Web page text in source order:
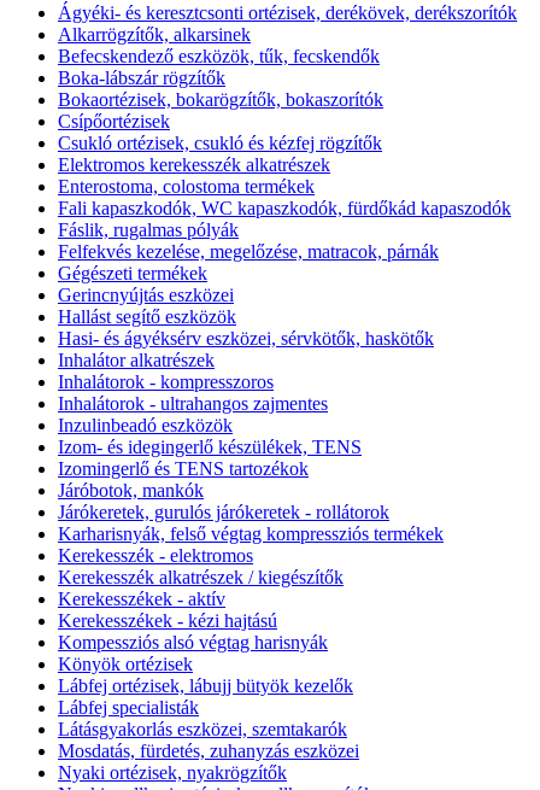
Ágyéki- és keresztcsonti ortézisek, derékövek, derékszorítók
Alkarrögzítők, alkarsinek
Befecskendező eszközök, tűk, fecskendők
Boka-lábszár rögzítők
Bokaortézisek, bokarögzítők, bokaszorítók
Csípőortézisek
Csukló ortézisek, csukló és kézfej rögzítők
Elektromos kerekesszék alkatrészek
Enterostoma, colostoma termékek
Fali kapaszkodók, WC kapaszkodók, fürdőkád kapaszodók
Fáslik, rugalmas pólyák
Felfekvés kezelése, megelőzése, matracok, párnák
Gégészeti termékek
Gerincnyújtás eszközei
Hallást segítő eszközök
Hasi- és ágyéksérv eszközei, sérvkötők, haskötők
Inhalátor alkatrészek
Inhalátorok - kompresszoros
Inhalátorok - ultrahangos zajmentes
Inzulinbeadó eszközök
Izom- és idegingerlő készülékek, TENS
Izomingerlő és TENS tartozékok
Járóbotok, mankók
Járókeretek, gurulós járókeretek - rollátorok
Karharisnyák, felső végtag kompressziós termékek
Kerekesszék - elektromos
Kerekesszék alkatrészek / kiegészítők
Kerekesszékek - aktív
Kerekesszékek - kézi hajtású
Kompessziós alsó végtag harisnyák
Könyök ortézisek
Lábfej ortézisek, lábujj bütyök kezelők
Lábfej specialisták
Látásgyakorlás eszközei, szemtakarók
Mosdatás, fürdetés, zuhanyzás eszközei
Nyaki ortézisek, nyakrögzítők